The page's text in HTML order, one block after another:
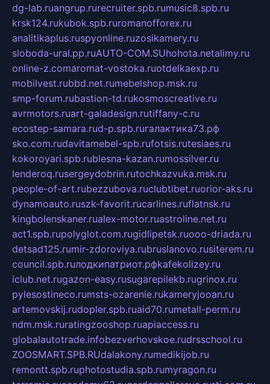
dg-lab.ruangrup.rurecruiter.spb.rumusic8.spb.ru
krsk124.rukubok.spb.ruromanofforex.ru
analitikaplus.ruspyonline.ruzosikamery.ru
sloboda-ural.pp.ruAUTO-COM.SUhohota.netalimy.ru
online-z.comaromat-vostoka.ruotdelkaexp.ru
mobilvest.rubbd.net.rumebelshop.msk.ru
smp-forum.rubastion-td.rukosmoscreative.ru
avrmotors.ruart-galadesign.rutiffany-c.ru
ecostep-samara.rud-p.spb.ruгалактика73.рф
sko.com.rudavitamebel-spb.rufotsis.rutesiaes.ru
kokoroyari.spb.rublesna-kazan.rumossilver.ru
lenderoq.rusergeydobrin.rutochkazvuka.msk.ru
people-of-art.rubezzubova.ruclubtibet.ruorior-aks.ru
dynamoauto.ruszk-favorit.rucarlines.ruflatnsk.ru
kingbolenskaner.rualex-motor.ruastroline.net.ru
act1.spb.rupolyglot.com.rugidlipetsk.ruooo-driada.ru
detsad125.rumir-zdoroviya.rubruslanovo.rusiterem.ru
council.spb.ruлодкипатриот.рфkafekolizey.ru
iclub.net.rugazon-easy.rusugarepilekb.rugrinox.ru
pylesostineco.rumsts-ozarenie.rukameryjooan.ru
artemovskij.rudopler.spb.ruaid70.rumetall-perm.ru
ndm.msk.ruratingzooshop.ruapiaccess.ru
globalautotrade.infobezverhovskoe.rudrsschool.ru
ZOOSMART.SPB.RUdalakony.rumedikijob.ru
remontt.spb.ruphotostudia.spb.rumyragon.ru